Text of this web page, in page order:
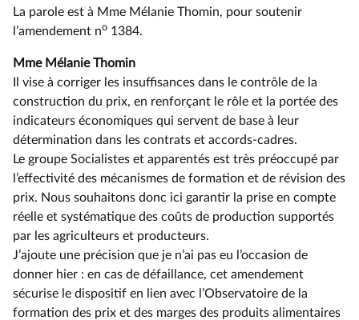
La parole est à Mme Mélanie Thomin, pour soutenir
l’amendement no 1384.
Mme Mélanie Thomin
Il vise à corriger les insuffisances dans le contrôle de la
construction du prix, en renforçant le rôle et la portée des
indicateurs économiques qui servent de base à leur
détermination dans les contrats et accords-cadres.
Le groupe Socialistes et apparentés est très préoccupé par
l’effectivité des mécanismes de formation et de révision des
prix. Nous souhaitons donc ici garantir la prise en compte
réelle et systématique des coûts de production supportés
par les agriculteurs et producteurs.
J’ajoute une précision que je n’ai pas eu l’occasion de
donner hier : en cas de défaillance, cet amendement
sécurise le dispositif en lien avec l’Observatoire de la
formation des prix et des marges des produits alimentaires